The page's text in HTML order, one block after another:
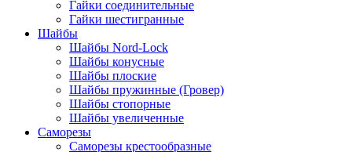
Гайки соединительные
Гайки шестигранные
Шайбы
Шайбы Nord-Lock
Шайбы конусные
Шайбы плоские
Шайбы пружинные (Гровер)
Шайбы стопорные
Шайбы увеличенные
Саморезы
Саморезы крестообразные